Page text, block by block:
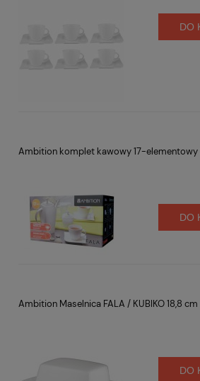
DO
Ambition komplet kawowy 17-elementowy
DO
Ambition Maselnica FALA / KUBIKO 18,8 cm
DO